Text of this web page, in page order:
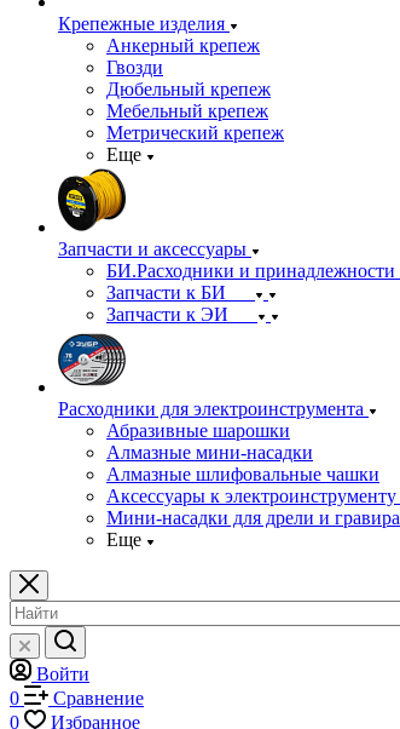
Крепежные изделия
Анкерный крепеж
Гвозди
Дюбельный крепеж
Мебельный крепеж
Метрический крепеж
Еще
Запчасти и аксессуары
БИ.Расходники и принадлежности
Запчасти к БИ
Запчасти к ЭИ
Расходники для электроинструмента
Абразивные шарошки
Алмазные мини-насадки
Алмазные шлифовальные чашки
Аксессуары к электроинструменту
Мини-насадки для дрели и гравира
Еще
Войти
0
Сравнение
0
Избранное